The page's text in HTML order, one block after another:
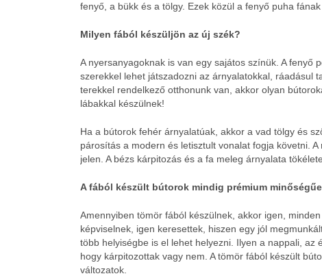
fenyő, a bükk és a tölgy. Ezek közül a fenyő puha
Milyen fából készüljön az új szék?
A nyersanyagoknak is van egy sajátos színük. A fenyő
szerekkel lehet játszadozni az árnyalatokkal, ráadásul
terekkel rendelkező otthonunk van, akkor olyan
lábakkal készülnek!
Ha a bútorok fehér árnyalatúak, akkor a vad tölgy és
párosítás a modern és letisztult vonalat fogja követni.
jelen. A bézs kárpitozás és a fa meleg árnyalata
A fából készült bútorok mindig prémium
Amennyiben tömör fából készülnek, akkor igen,
képviselnek, igen keresettek, hiszen egy jól
több helyiségbe is el lehet helyezni. Ilyen a nappali, az
hogy kárpitozottak vagy nem. A tömör fából készült
változatok.